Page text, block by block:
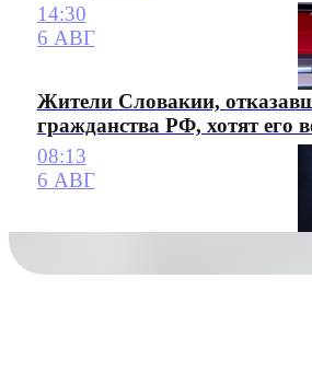
14:30
6 АВГ
Жители Словакии,
гражданства РФ, хотят его
08:13
6 АВГ